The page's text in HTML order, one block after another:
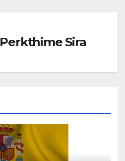
Perkthime Sira